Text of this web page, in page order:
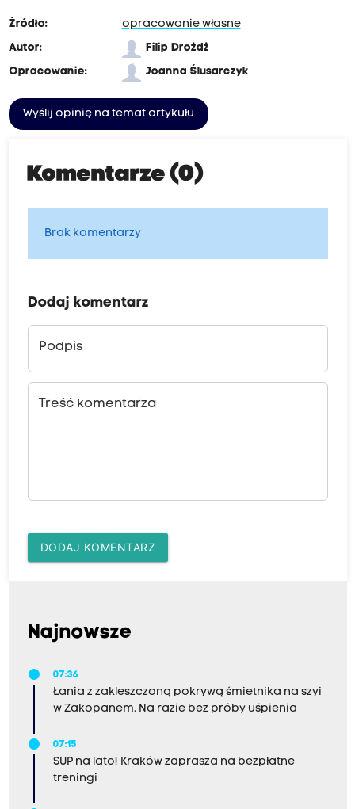
Źródło:
opracowanie własne
Autor:
Filip Drożdż
Opracowanie:
Joanna Ślusarczyk
Wyślij opinię na temat artykułu
Komentarze (0)
Brak komentarzy
Dodaj komentarz
Podpis
Treść komentarza
DODAJ KOMENTARZ
Najnowsze
07:36
Łania z zakleszczoną pokrywą śmietnika na szyi
w Zakopanem. Na razie bez próby uśpienia
07:15
SUP na lato! Kraków zaprasza na bezpłatne
treningi